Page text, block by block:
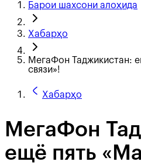
Барои шахсони алоҳида
Хабарҳо
МегаФон Таджикистан:
связи»!
Хабарҳо
МегаФон
ещё пять